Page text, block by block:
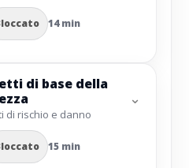
14 min
di base della
di rischio e danno
15 min
⌄